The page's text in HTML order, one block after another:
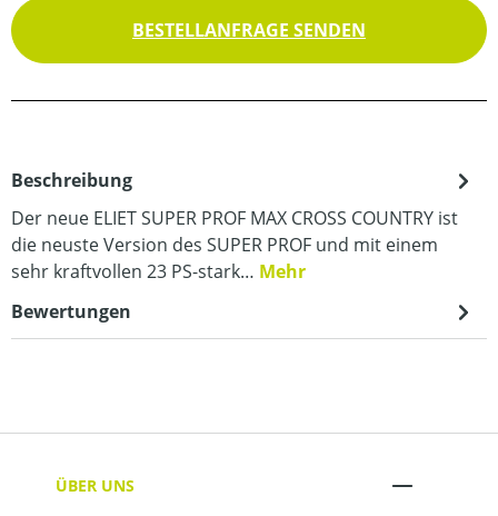
BESTELLANFRAGE SENDEN
Beschreibung
Der neue ELIET SUPER PROF MAX CROSS COUNTRY ist
die neuste Version des SUPER PROF und mit einem
sehr kraftvollen 23 PS-stark… Mehr
Bewertungen
ÜBER UNS